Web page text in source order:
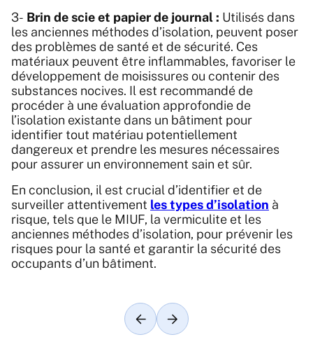
3- Brin de scie et papier de journal: Utilisés dans
les anciennes méthodes d’isolation, peuvent poser
des problèmes de santé et de sécurité. Ces
matériaux peuvent être inflammables, favoriser le
développement de moisissures ou contenir des
substances nocives. Il est recommandé de
procéder à une évaluation approfondie de
l’isolation existante dans un bâtiment pour
identifier tout matériau potentiellement
dangereux et prendre les mesures nécessaires
pour assurer un environnement sain et sûr.
En conclusion, il est crucial d’identifier et de
surveiller attentivement les types d’isolation à
risque, tels que le MIUF, la vermiculite et les
anciennes méthodes d’isolation, pour prévenir les
risques pour la santé et garantir la sécurité des
occupants d’un bâtiment.
Article précédent
Article suivant